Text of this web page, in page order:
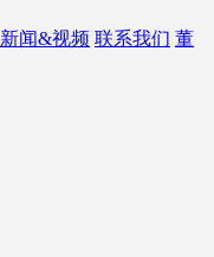
新闻&视频 联系我们 董